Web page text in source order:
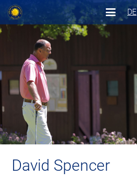
DE
David Spencer